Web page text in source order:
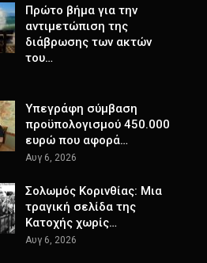
Πρώτο βήμα για την
αντιμετώπιση της
διάβρωσης των ακτών
του…
Υπεγράφη σύμβαση
προϋπολογισμού 450.000
ευρώ που αφορά…
Αυγ 6, 2026
Σολωμός Κορινθίας: Μια
τραγική σελίδα της
Κατοχής χωρίς…
Αυγ 6, 2026